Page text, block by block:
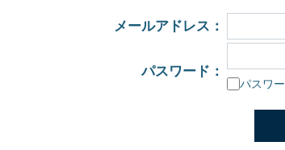
メールアドレス：
パスワード：
パスワ